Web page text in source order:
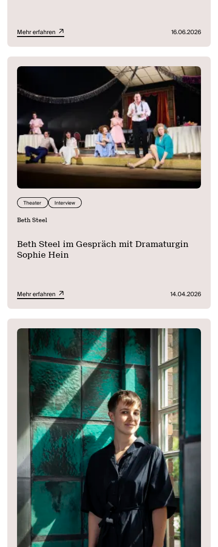
Mehr erfahren 16.06.2026
Theater Interview
Beth Steel
Beth Steel im Gespräch mit Dramaturgin
Sophie Hein
Mehr erfahren 14.04.2026